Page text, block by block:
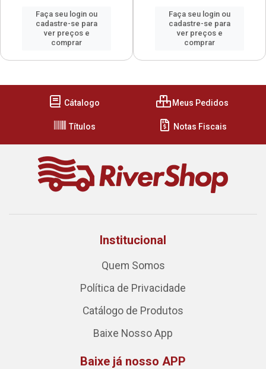
Faça seu login ou
cadastre-se para
ver preços e
comprar
Faça seu login ou
cadastre-se para
ver preços e
comprar
Cátalogo Meus Pedidos
Títulos Notas Fiscais
Institucional
Quem Somos
Política de Privacidade
Catálogo de Produtos
Baixe Nosso App
Baixe já nosso APP